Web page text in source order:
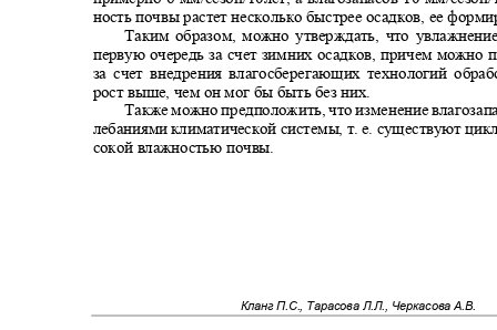
ность почвы растет несколько быстрее осадков, ее
Таким образом, можно утверждать, что
первую очередь за счет зимних осадков, причем можно
за счет внедрения влагосберегающих технологий
рост выше, чем он мог бы быть без них.
Также можно предположить, что изменение
лебаниями климатической системы, т. е. существуют
сокой влажностью почвы.
Кланг П.С., Тарасова Л.Л., Черкасова А.В.